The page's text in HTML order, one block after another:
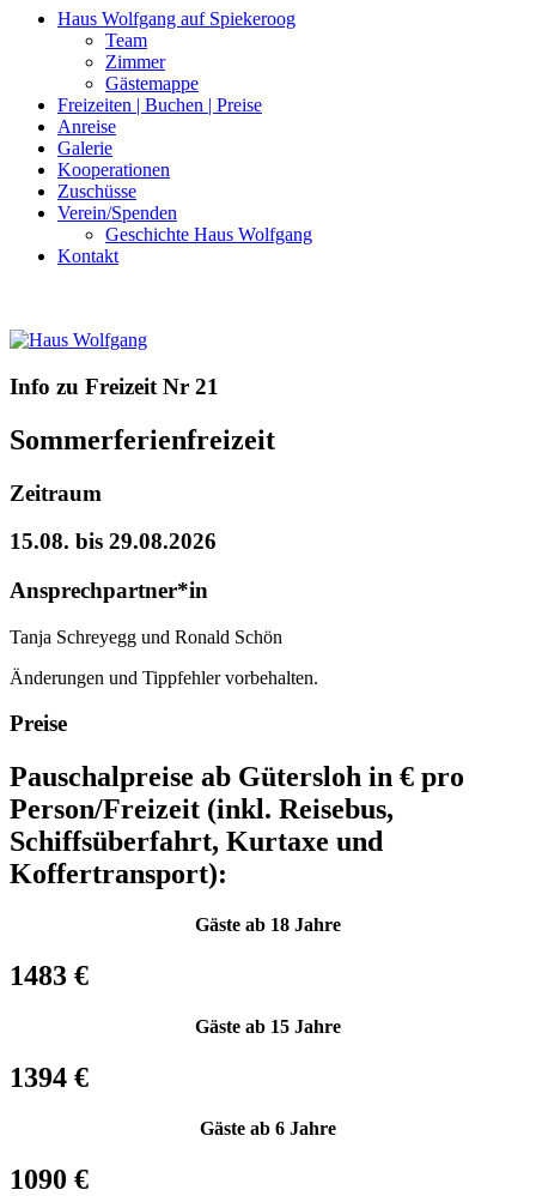
Haus Wolfgang auf Spiekeroog
Team
Zimmer
Gästemappe
Freizeiten | Buchen | Preise
Anreise
Galerie
Kooperationen
Zuschüsse
Verein/Spenden
Geschichte Haus Wolfgang
Kontakt
Info zu Freizeit Nr 21
Sommerferienfreizeit
Zeitraum
15.08. bis 29.08.2026
Ansprechpartner*in
Tanja Schreyegg und Ronald Schön
Änderungen und Tippfehler vorbehalten.
Preise
Pauschalpreise ab Gütersloh in € pro
Person/Freizeit (inkl. Reisebus,
Schiffsüberfahrt, Kurtaxe und
Koffertransport):
Gäste ab 18 Jahre
1483 €
Gäste ab 15 Jahre
1394 €
Gäste ab 6 Jahre
1090 €